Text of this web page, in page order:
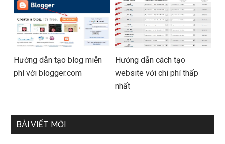
Hướng dẫn tạo blog miễn
phí với blogger.com
Hướng dẫn cách tạo
website với chi phí thấp
nhất
BÀI VIẾT MỚI